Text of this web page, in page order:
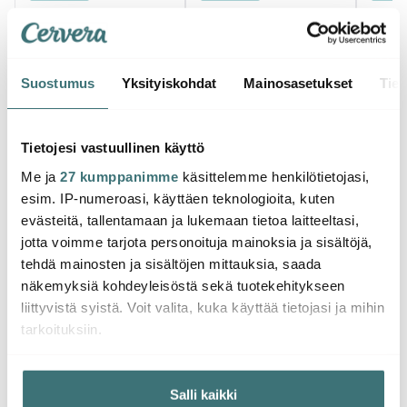
Suostumus Yksityiskohdat Mainosasetukset
Tietojesi vastuullinen käyttö
Me ja 27 kumppanimme käsittelemme henkilötietojasi,
esim. IP-numeroasi, käyttäen teknologioita, kuten
evästeitä, tallentamaan ja lukemaan tietoa laitteeltasi,
jotta voimme tarjota personoituja mainoksia ja sisältöjä,
tehdä mainosten ja sisältöjen mittauksia, saada
näkemyksiä kohdeyleisöstä sekä tuotekehitykseen
liittyvistä syistä. Voit valita, kuka käyttää tietojasi ja mihin
tarkoituksiin.
Jos sallit, haluamme myös tehdä seuraavia:
Kerätä tietoja maantieteellisestä sijainnistasi,
Salli kaikki
Kitchenaid
KitchenAid Artisan K400
Tehosekoitin 1,4 L
Pistaasi
300.00 €
Muutama jäljellä
KitchenAid Artisan K400
Tehosekoitin 1,4 L Lava
300.00 €
Muutama jäljellä
Saatat pitää myös näistä